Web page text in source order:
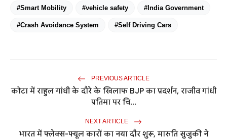
#Smart Mobility #vehicle safety #India Government
#Crash Avoidance System #Self Driving Cars
PREVIOUS ARTICLE
कोटा में राहुल गांधी के दौरे के खिलाफ BJP का प्रदर्शन, राजीव गांधी
प्रतिमा पर चि...
NEXT ARTICLE
भारत में फ्लेक्स-फ्यूल कारों का नया दौर शुरू, मारुति सुजुकी ने